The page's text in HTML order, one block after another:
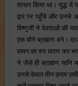
शासन किया था। युद्ध में
द्वार पर पहुँचे और उनसे
विष्णुजी ने देवताओं की
एक बौने ब्राह्मण बने।
वामन का रुप धारण कर
ने जैसे ही ब्राह्मण यानि
उनसे केवल तीन क़दम ज़मीन